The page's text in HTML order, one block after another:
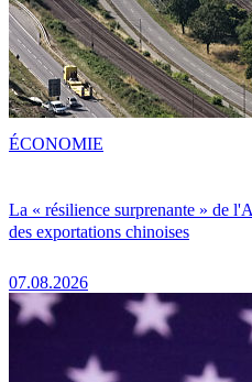
La « résilience surprenante » de
des exportations chinoises
07.08.2026
ÉCONOMIE